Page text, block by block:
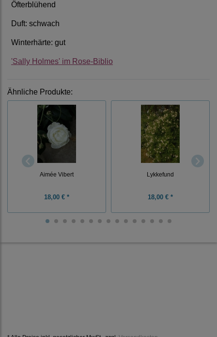
Öfterblühend
Duft: schwach
Winterhärte: gut
'Sally Holmes' im Rose-Biblio
Ähnliche Produkte:
Aimée Vibert
18,00 € *
Lykkefund
18,00 € *